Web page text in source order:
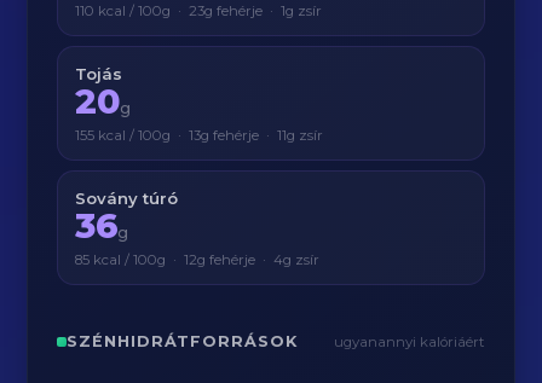
110 kcal / 100g · 23g fehérje · 1g zsír
Tojás
20g
155 kcal / 100g · 13g fehérje · 11g zsír
Sovány túró
36g
85 kcal / 100g · 12g fehérje · 4g zsír
SZÉNHIDRÁTFORRÁSOK ugyanannyi kalóriáért